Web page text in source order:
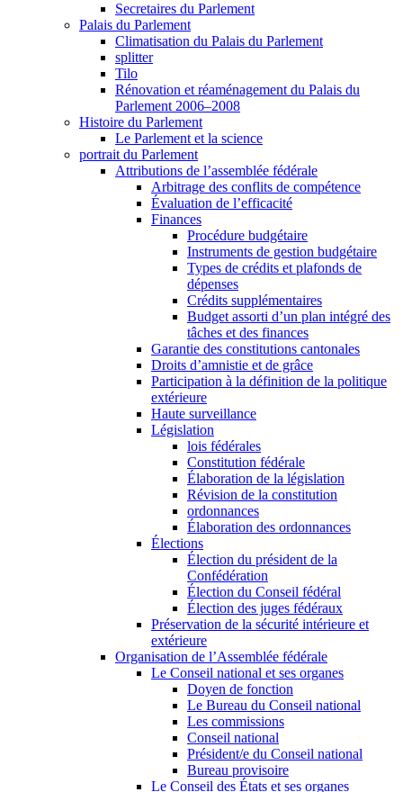
Secretaires du Parlement
Palais du Parlement
Climatisation du Palais du Parlement
splitter
Tilo
Rénovation et réaménagement du Palais du
Parlement 2006–2008
Histoire du Parlement
Le Parlement et la science
portrait du Parlement
Attributions de l’assemblée fédérale
Arbitrage des conflits de compétence
Évaluation de l’efficacité
Finances
Procédure budgétaire
Instruments de gestion budgétaire
Types de crédits et plafonds de
dépenses
Crédits supplémentaires
Budget assorti d’un plan intégré des
tâches et des finances
Garantie des constitutions cantonales
Droits d’amnistie et de grâce
Participation à la définition de la politique
extérieure
Haute surveillance
Législation
lois fédérales
Constitution fédérale
Élaboration de la législation
Révision de la constitution
ordonnances
Élaboration des ordonnances
Élections
Élection du président de la
Confédération
Élection du Conseil fédéral
Élection des juges fédéraux
Préservation de la sécurité intérieure et
extérieure
Organisation de l’Assemblée fédérale
Le Conseil national et ses organes
Doyen de fonction
Le Bureau du Conseil national
Les commissions
Conseil national
Président/e du Conseil national
Bureau provisoire
Le Conseil des États et ses organes